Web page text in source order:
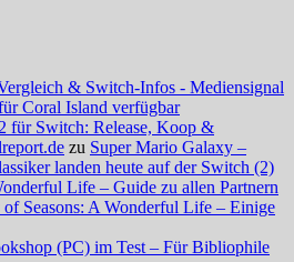
& Switch-Infos - Mediensignal
Coral Island verfügbar
für Switch: Release, Koop &
zu Super Mario Galaxy –
landen heute auf der Switch (2)
Life – Guide zu allen Partnern
of Seasons: A Wonderful Life – Einige
(PC) im Test – Für Bibliophile